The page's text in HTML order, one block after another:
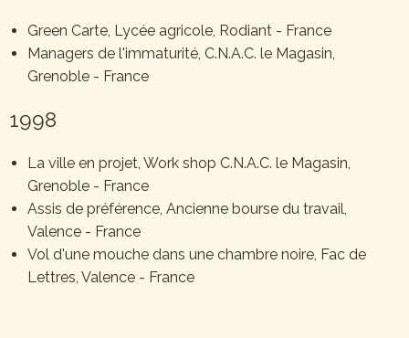
Green Carte, Lycée agricole, Rodiant - France
Managers de l'immaturité, C.N.A.C. le Magasin,
Grenoble - France
1998
La ville en projet, Work shop C.N.A.C. le Magasin,
Grenoble - France
Assis de préférence, Ancienne bourse du travail,
Valence - France
Vol d'une mouche dans une chambre noire, Fac de
Lettres, Valence - France